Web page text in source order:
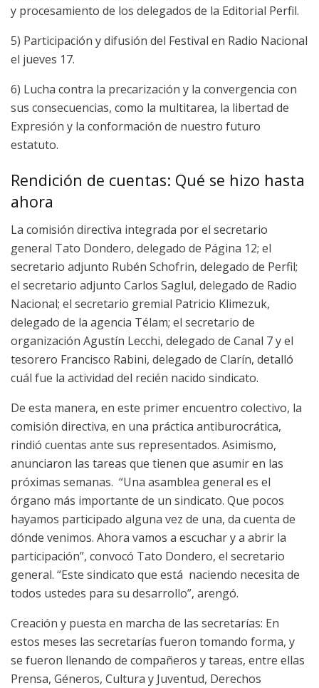
y procesamiento de los delegados de la Editorial Perfil.
5) Participación y difusión del Festival en Radio Nacional
el jueves 17.
6) Lucha contra la precarización y la convergencia con
sus consecuencias, como la multitarea, la libertad de
Expresión y la conformación de nuestro futuro
estatuto.
Rendición de cuentas: Qué se hizo hasta
ahora
La comisión directiva integrada por el secretario
general Tato Dondero, delegado de Página 12; el
secretario adjunto Rubén Schofrin, delegado de Perfil;
el secretario adjunto Carlos Saglul, delegado de Radio
Nacional; el secretario gremial Patricio Klimezuk,
delegado de la agencia Télam; el secretario de
organización Agustín Lecchi, delegado de Canal 7 y el
tesorero Francisco Rabini, delegado de Clarín, detalló
cuál fue la actividad del recién nacido sindicato.
De esta manera, en este primer encuentro colectivo, la
comisión directiva, en una práctica antiburocrática,
rindió cuentas ante sus representados. Asimismo,
anunciaron las tareas que tienen que asumir en las
próximas semanas. “Una asamblea general es el
órgano más importante de un sindicato. Que pocos
hayamos participado alguna vez de una, da cuenta de
dónde venimos. Ahora vamos a escuchar y a abrir la
participación”, convocó Tato Dondero, el secretario
general. “Este sindicato que está naciendo necesita de
todos ustedes para su desarrollo”, arengó.
Creación y puesta en marcha de las secretarías: En
estos meses las secretarías fueron tomando forma, y
se fueron llenando de compañeros y tareas, entre ellas
Prensa, Géneros, Cultura y Juventud, Derechos